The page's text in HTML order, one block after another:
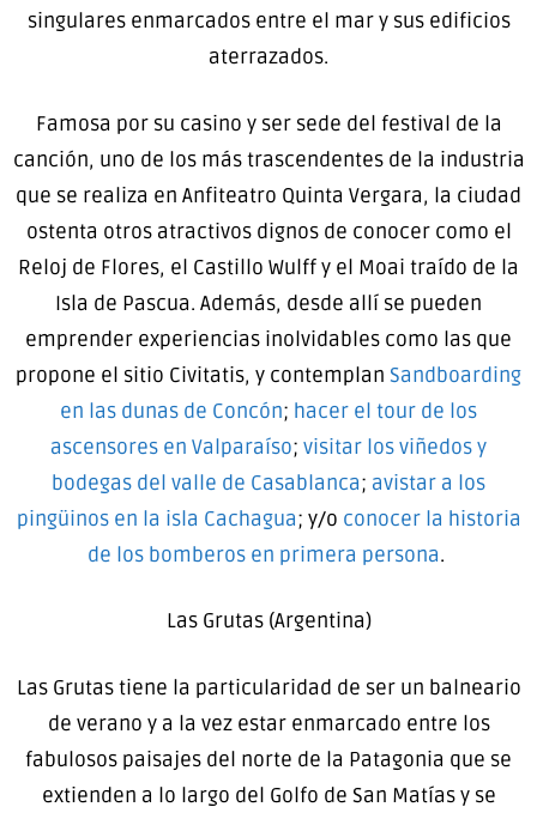
singulares enmarcados entre el mar y sus edificios
aterrazados.
Famosa por su casino y ser sede del festival de la
canción, uno de los más trascendentes de la industria
que se realiza en Anfiteatro Quinta Vergara, la ciudad
ostenta otros atractivos dignos de conocer como el
Reloj de Flores, el Castillo Wulff y el Moai traído de la
Isla de Pascua. Además, desde allí se pueden
emprender experiencias inolvidables como las que
propone el sitio Civitatis, y contemplan Sandboarding
en las dunas de Concón; hacer el tour de los
ascensores en Valparaíso; visitar los viñedos y
bodegas del valle de Casablanca; avistar a los
pingüinos en la isla Cachagua; y/o conocer la historia
de los bomberos en primera persona.
Las Grutas (Argentina)
Las Grutas tiene la particularidad de ser un balneario
de verano y a la vez estar enmarcado entre los
fabulosos paisajes del norte de la Patagonia que se
extienden a lo largo del Golfo de San Matías y se